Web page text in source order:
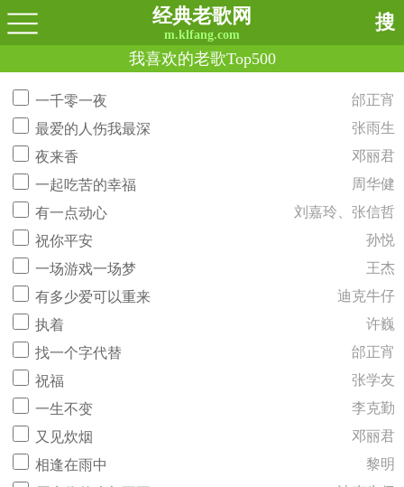
经典老歌网
m.klfang.com
搜
我喜欢的老歌Top500
一千零一夜
邰正宵
最爱的人伤我最深
张雨生
夜来香
邓丽君
一起吃苦的幸福
周华健
有一点动心
刘嘉玲、张信哲
祝你平安
孙悦
一场游戏一场梦
王杰
有多少爱可以重来
迪克牛仔
执着
许巍
找一个字代替
邰正宵
祝福
张学友
一生不变
李克勤
又见炊烟
邓丽君
相逢在雨中
黎明